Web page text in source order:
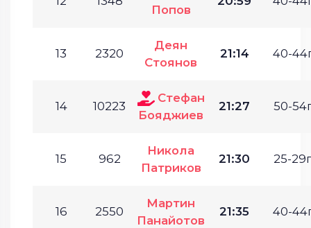
Попов
13 2320
Деян
Стоянов
21:14 40-
14 10223
Стефан
Бояджиев
21:27 50-
15 962
Никола
Патриков
21:30 25-
16 2550
Мартин
Панайотов
21:35 40-